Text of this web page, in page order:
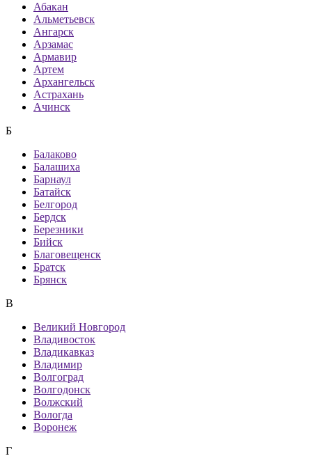
Абакан
Альметьевск
Ангарск
Арзамас
Армавир
Артем
Архангельск
Астрахань
Ачинск
Б
Балаково
Балашиха
Барнаул
Батайск
Белгород
Бердск
Березники
Бийск
Благовещенск
Братск
Брянск
В
Великий Новгород
Владивосток
Владикавказ
Владимир
Волгоград
Волгодонск
Волжский
Вологда
Воронеж
Г